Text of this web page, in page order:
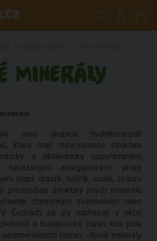
MINERÁLY
jsou skupina hydratovaných
které mají rozvrstvenou strukturu
a oktaedricky uspořádanými
anorganickými prvky
(např. draslík, hořčík, sodík, železo
přestavbou struktury jiných minerálů
chemickým zvětráváním nebo
V Čechách se jíly nacházejí v okolí
a budějovické pánvi, kde jsou
hornin. Jílové minerály